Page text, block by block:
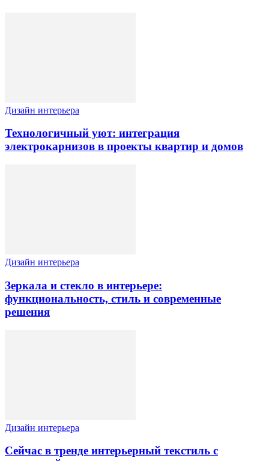
Дизайн интерьера
Технологичный уют: интеграция
электрокарнизов в проекты квартир и домов
Дизайн интерьера
Зеркала и стекло в интерьере:
функциональность, стиль и современные
решения
Дизайн интерьера
Сейчас в тренде интерьерный текстиль с